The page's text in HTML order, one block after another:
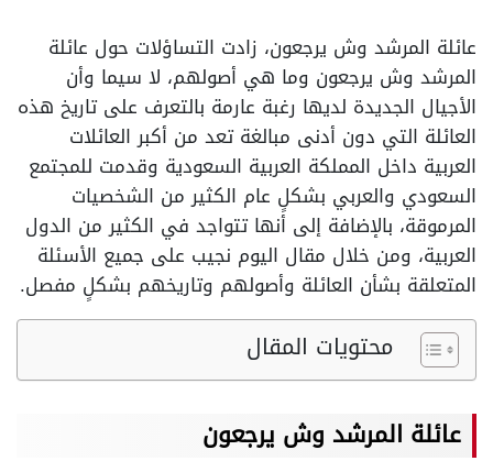
عائلة المرشد وش يرجعون، زادت التساؤلات حول عائلة
المرشد وش يرجعون وما هي أصولهم، لا سيما وأن
الأجيال الجديدة لديها رغبة عارمة بالتعرف على تاريخ هذه
العائلة التي دون أدنى مبالغة تعد من أكبر العائلات
العربية داخل المملكة العربية السعودية وقدمت للمجتمع
السعودي والعربي بشكلٍ عام الكثير من الشخصيات
المرموقة، بالإضافة إلى أنها تتواجد في الكثير من الدول
العربية، ومن خلال مقال اليوم نجيب على جميع الأسئلة
المتعلقة بشأن العائلة وأصولهم وتاريخهم بشكلٍ مفصل.
محتويات المقال
عائلة المرشد وش يرجعون